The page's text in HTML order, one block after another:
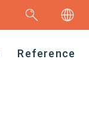
Reference